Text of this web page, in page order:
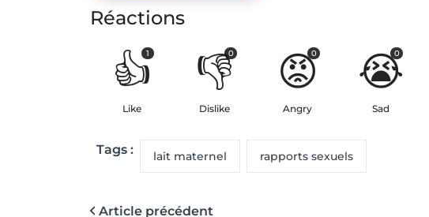
Réactions
👍
1
Like
👎
0
Dislike
😡
0
Angry
😭
0
Sad
Tags : lait maternel rapports sexuels
Article précédent